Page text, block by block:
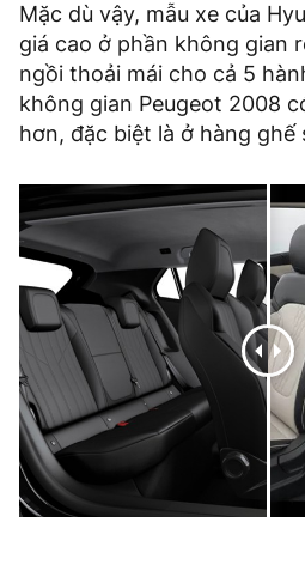
Mặc dù vậy, mẫu xe của
giá cao ở phần không gian
ngồi thoải mái cho cả 5
không gian Peugeot 2008
hơn, đặc biệt là ở hàng ghế